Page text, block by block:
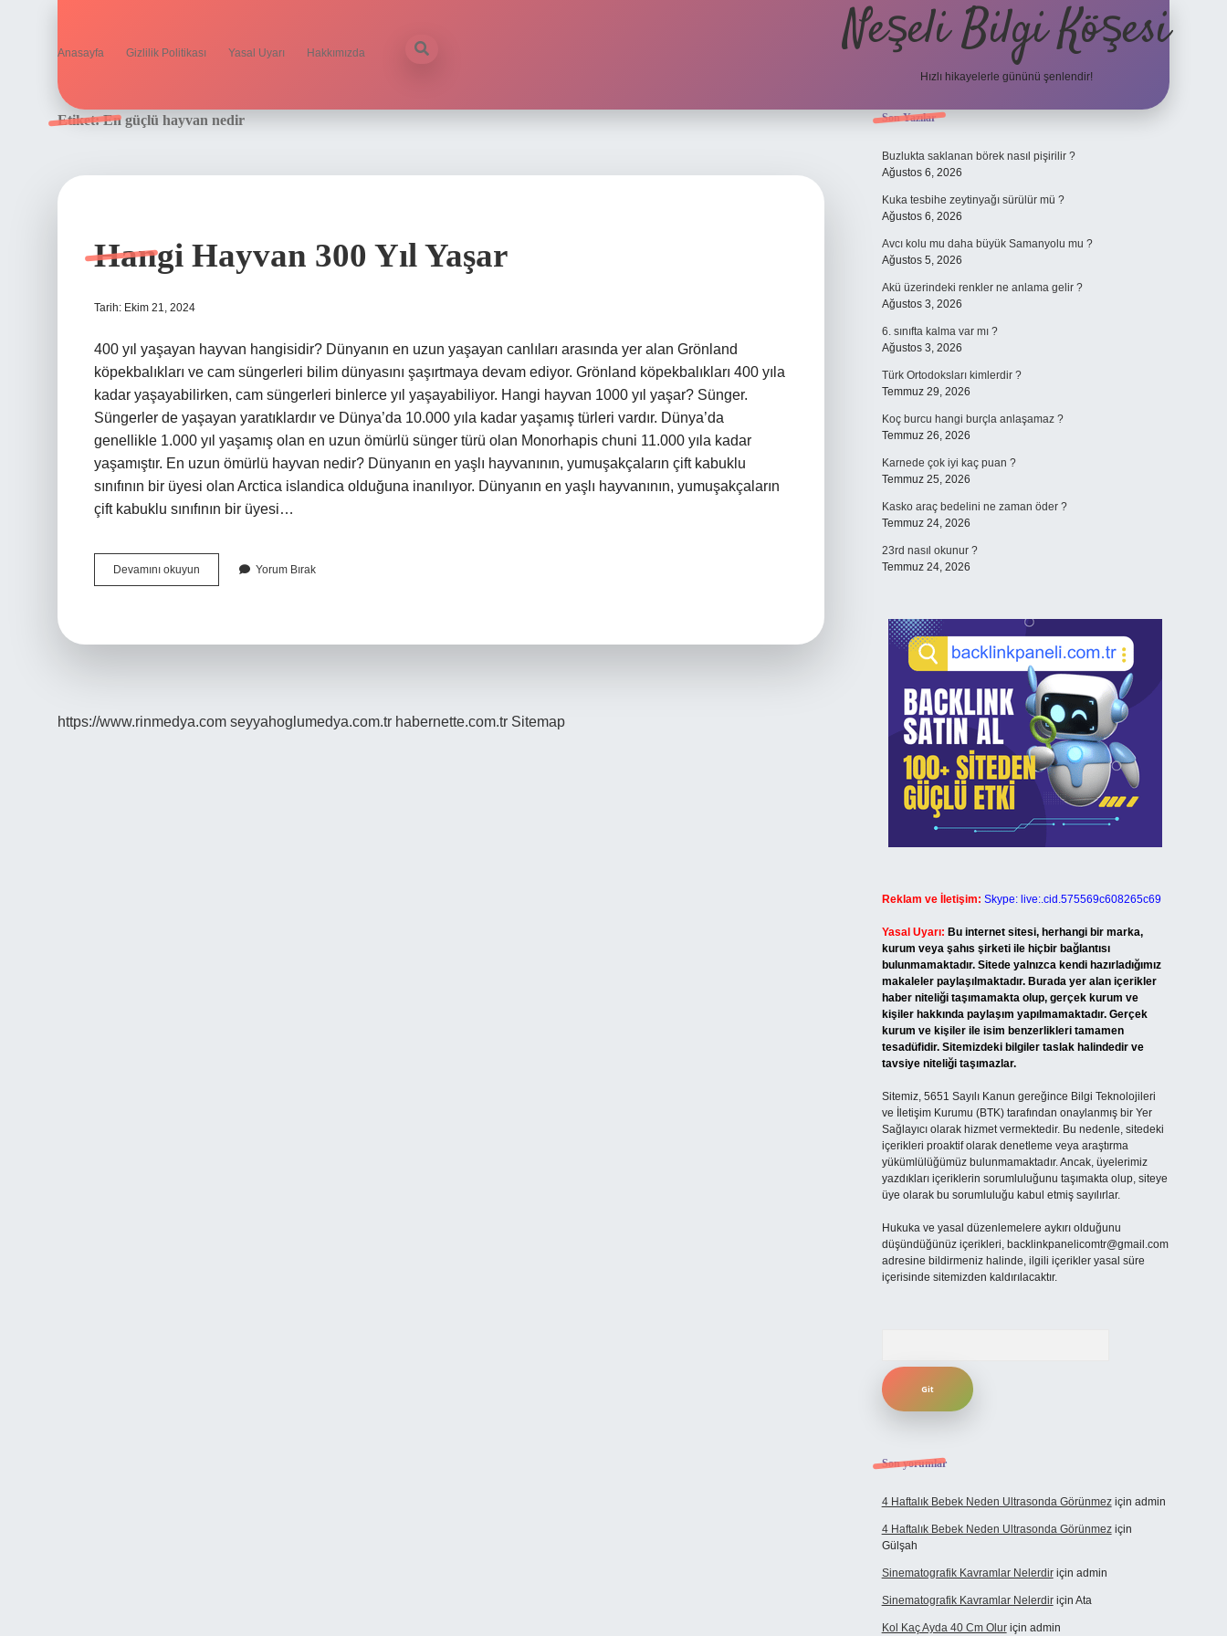
Anasayfa Gizlilik Politikası Yasal Uyarı Hakkımızda Neşeli Bilgi Köşesi
Hızlı hikayelerle gününü şenlendir!
Etiket:En güçlü hayvan nedir
Hangi Hayvan 300 Yıl Yaşar
Tarih: Ekim 21, 2024
400 yıl yaşayan hayvan hangisidir? Dünyanın en uzun yaşayan canlıları arasında yer alan Grönland
köpekbalıkları ve cam süngerleri bilim dünyasını şaşırtmaya devam ediyor. Grönland köpekbalıkları 400 yıla
kadar yaşayabilirken, cam süngerleri binlerce yıl yaşayabiliyor. Hangi hayvan 1000 yıl yaşar? Sünger.
Süngerler de yaşayan yaratıklardır ve Dünya’da 10.000 yıla kadar yaşamış türleri vardır. Dünya’da
genellikle 1.000 yıl yaşamış olan en uzun ömürlü sünger türü olan Monorhapis chuni 11.000 yıla kadar
yaşamıştır. En uzun ömürlü hayvan nedir? Dünyanın en yaşlı hayvanının, yumuşakçaların çift kabuklu
sınıfının bir üyesi olan Arctica islandica olduğuna inanılıyor. Dünyanın en yaşlı hayvanının, yumuşakçaların
çift kabuklu sınıfının bir üyesi…
Devamını okuyun
Hayvan
Yorum Bırak
https://www.rinmedya.com seyyahoglumedya.com.tr habernette.com.tr Sitemap
Sidebar
Son Yazılar
Buzlukta saklanan börek nasıl pişirilir ?
Ağustos 6, 2026
Kuka tesbihe zeytinyağı sürülür mü ?
Ağustos 6, 2026
Avcı kolu mu daha büyük Samanyolu mu ?
Ağustos 5, 2026
Akü üzerindeki renkler ne anlama gelir ?
Ağustos 3, 2026
6. sınıfta kalma var mı ?
Ağustos 3, 2026
Türk Ortodoksları kimlerdir ?
Temmuz 29, 2026
Koç burcu hangi burçla anlaşamaz ?
Temmuz 26, 2026
Karnede çok iyi kaç puan ?
Temmuz 25, 2026
Kasko araç bedelini ne zaman öder ?
Temmuz 24, 2026
23rd nasıl okunur ?
Temmuz 24, 2026
Reklam ve İletişim: Skype: live:.cid.575569c608265c69
Yasal Uyarı: Bu internet sitesi, herhangi bir marka,
kurum veya şahıs şirketi ile hiçbir bağlantısı
bulunmamaktadır. Sitede yalnızca kendi hazırladığımız
makaleler paylaşılmaktadır. Burada yer alan içerikler
haber niteliği taşımamakta olup, gerçek kurum ve
kişiler hakkında paylaşım yapılmamaktadır. Gerçek
kurum ve kişiler ile isim benzerlikleri tamamen
tesadüfidir. Sitemizdeki bilgiler taslak halindedir ve
tavsiye niteliği taşımazlar.
Sitemiz, 5651 Sayılı Kanun gereğince Bilgi Teknolojileri
ve İletişim Kurumu (BTK) tarafından onaylanmış bir Yer
Sağlayıcı olarak hizmet vermektedir. Bu nedenle, sitedeki
içerikleri proaktif olarak denetleme veya araştırma
yükümlülüğümüz bulunmamaktadır. Ancak, üyelerimiz
yazdıkları içeriklerin sorumluluğunu taşımakta olup, siteye
üye olarak bu sorumluluğu kabul etmiş sayılırlar.
Hukuka ve yasal düzenlemelere aykırı olduğunu
düşündüğünüz içerikleri, backlinkpanelicomtr@gmail.com
adresine bildirmeniz halinde, ilgili içerikler yasal süre
içerisinde sitemizden kaldırılacaktır.
Son yorumlar
4 Haftalık Bebek Neden Ultrasonda Görünmeziçin admin
4 Haftalık Bebek Neden Ultrasonda Görünmeziçin
Gülşah
Sinematografik Kavramlar Nelerdiriçin admin
Sinematografik Kavramlar Nelerdiriçin Ata
Kol Kaç Ayda 40 Cm Oluriçin admin
ilbet mobil girişen iyi bahis siteleri